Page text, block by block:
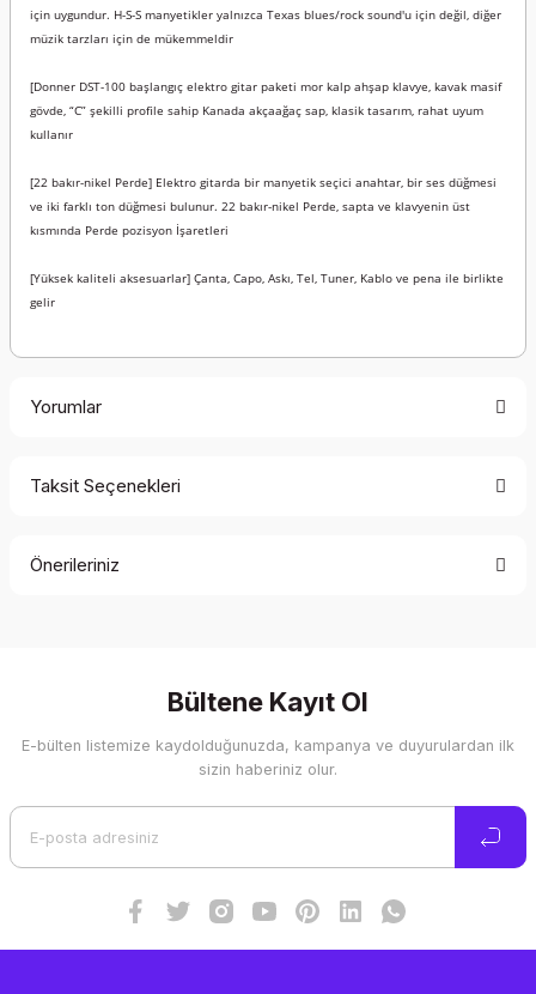
için uygundur. H-S-S manyetikler yalnızca Texas blues/rock sound'u için değil, diğer
müzik tarzları için de mükemmeldir
[Donner DST-100 başlangıç elektro gitar paketi mor kalp ahşap klavye, kavak masif
gövde, “C” şekilli profile sahip Kanada akçaağaç sap, klasik tasarım, rahat uyum
kullanır
[22 bakır-nikel Perde] Elektro gitarda bir manyetik seçici anahtar, bir ses düğmesi
ve iki farklı ton düğmesi bulunur. 22 bakır-nikel Perde, sapta ve klavyenin üst
kısmında Perde pozisyon İşaretleri
[Yüksek kaliteli aksesuarlar] Çanta, Capo, Askı, Tel, Tuner, Kablo ve pena ile birlikte
gelir
Yorumlar
Taksit Seçenekleri
Önerileriniz
Görüş ve önerileriniz için teşekkür ederiz.
Ürün resmi kalitesiz, bozuk veya görüntülenemiyor.
Bültene Kayıt Ol
E-bülten listemize kaydolduğunuzda, kampanya ve duyurulardan ilk
sizin haberiniz olur.